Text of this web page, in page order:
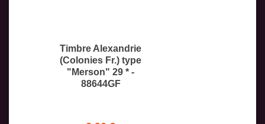
Timbre Alexandrie
(Colonies Fr.) type
"Merson" 29 * -
88644GF